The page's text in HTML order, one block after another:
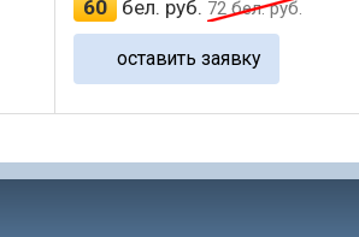
60 бел. руб. 72бел. руб.
оставить заявку